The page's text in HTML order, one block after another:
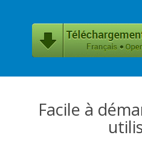
Facile à